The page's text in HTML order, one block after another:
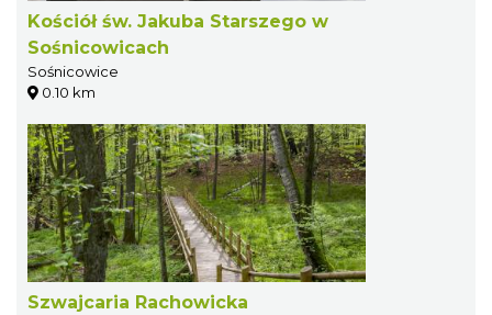
Kościół św. Jakuba Starszego w
Sośnicowicach
Sośnicowice
0.10 km
Szwajcaria Rachowicka